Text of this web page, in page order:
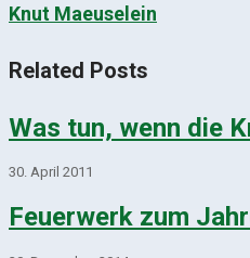
Knut Maeuselein
Related Posts
Was tun, wenn die
30. April 2011
Feuerwerk zum